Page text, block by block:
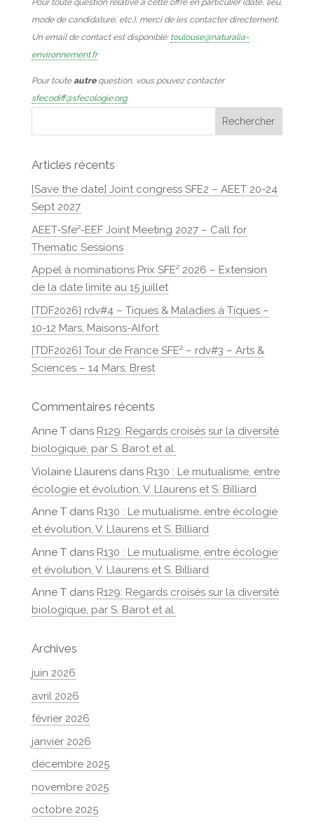
Pour toute question relative à cette offre en particulier (date, lieu,
mode de candidature, etc.), merci de les contacter directement.
Un email de contact est disponible: toulouse@naturalia-
environnement.fr
Pour touteautrequestion, vous pouvez contacter
sfecodiff@sfecologie.org.
Articles récents
[Save the date] Joint congress SFE2 – AEET 20-24
Sept 2027
AEET-Sfe²-EEF Joint Meeting 2027 – Call for
Thematic Sessions
Appel à nominations Prix SFE² 2026 – Extension
de la date limite au 15 juillet
[TDF2026] rdv#4 – Tiques & Maladies à Tiques –
10-12 Mars, Maisons-Alfort
[TDF2026] Tour de France SFE² – rdv#3 – Arts &
Sciences – 14 Mars, Brest
Commentaires récents
Anne Tdans R129: Regards croisés sur la diversité
biologique, par S. Barot et al.
Violaine Llaurensdans R130 : Le mutualisme, entre
écologie et évolution, V. Llaurens et S. Billiard
Anne Tdans R130 : Le mutualisme, entre écologie
et évolution, V. Llaurens et S. Billiard
Anne Tdans R130 : Le mutualisme, entre écologie
et évolution, V. Llaurens et S. Billiard
Anne Tdans R129: Regards croisés sur la diversité
biologique, par S. Barot et al.
Archives
juin 2026
avril 2026
février 2026
janvier 2026
décembre 2025
novembre 2025
octobre 2025